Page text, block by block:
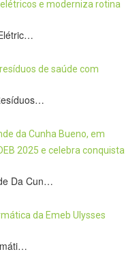
Da Cun…